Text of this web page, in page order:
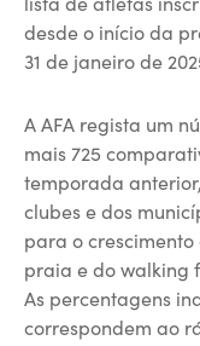
desde o início da
31 de janeiro de
A AFA regista um
mais 725
temporada
clubes e dos
para o
praia e do walking
As percentagens
correspondem ao